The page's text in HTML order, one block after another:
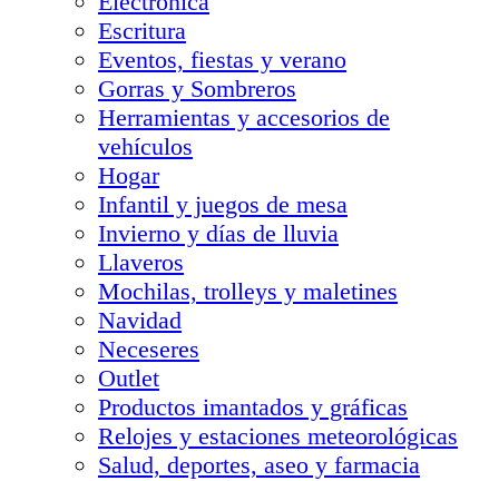
Escritura
Eventos, fiestas y verano
Gorras y Sombreros
Herramientas y accesorios de
vehículos
Hogar
Infantil y juegos de mesa
Invierno y días de lluvia
Llaveros
Mochilas, trolleys y maletines
Navidad
Neceseres
Outlet
Productos imantados y gráficas
Relojes y estaciones meteorológicas
Salud, deportes, aseo y farmacia